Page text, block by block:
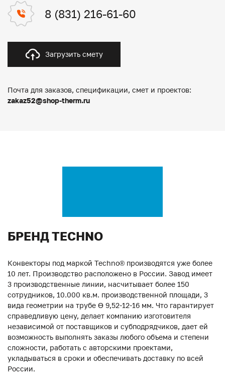
8 (831) 216-61-60
Загрузить смету
Почта для заказов, спецификации, смет и проектов:
zakaz52@shop-therm.ru
БРЕНД TECHNO
Конвекторы под маркой Techno® производятся уже более
10 лет. Производство расположено в России. Завод имеет
3 производственные линии, насчитывает более 150
сотрудников, 10.000 кв.м. производственной площади, 3
вида геометрии на трубе ϴ 9,52-12-16 мм. Что гарантирует
справедливую цену, делает компанию изготовителя
независимой от поставщиков и субподрядчиков, дает ей
возможность выполнять заказы любого объема и степени
сложности, работать с авторскими проектами,
укладываться в сроки и обеспечивать доставку по всей
России.